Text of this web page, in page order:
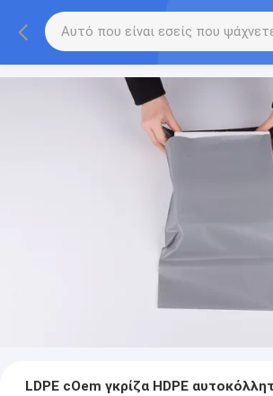
LDPE cOem γκρίζα HDPE